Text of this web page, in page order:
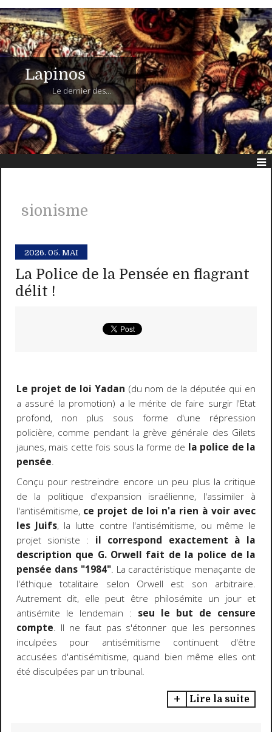
Lapinos
Le dernier des...
sionisme
2026. 05. MAI
La Police de la Pensée en flagrant
délit !
Le projet de loi Yadan (du nom de la députée qui en
a assuré la promotion) a le mérite de faire surgir l'Etat
profond, non plus sous forme d'une répression
policière, comme pendant la grève générale des Gilets
jaunes, mais cette fois sous la forme de la police de la
pensée.
Conçu pour restreindre encore un peu plus la critique
de la politique d'expansion israélienne, l'assimiler à
l'antisémitisme, ce projet de loi n'a rien à voir avec
les Juifs, la lutte contre l'antisémitisme, ou même le
projet sioniste : il correspond exactement à la
description que G. Orwell fait de la police de la
pensée dans "1984". La caractéristique menaçante de
l'éthique totalitaire selon Orwell est son arbitraire.
Autrement dit, elle peut être philosémite un jour et
antisémite le lendemain : seu le but de censure
compte. Il ne faut pas s'étonner que les personnes
inculpées pour antisémitisme continuent d'être
accusées d'antisémitisme, quand bien même elles ont
été disculpées par un tribunal.
Lire la suite